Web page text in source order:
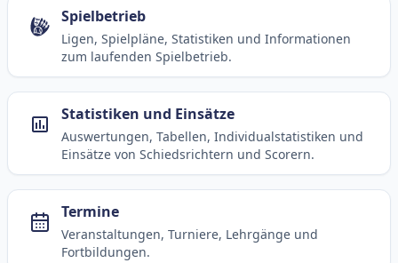
Spielbetrieb
Ligen, Spielpläne, Statistiken und Informationen
zum laufenden Spielbetrieb.
Statistiken und Einsätze
Auswertungen, Tabellen, Individualstatistiken und
Einsätze von Schiedsrichtern und Scorern.
Termine
Veranstaltungen, Turniere, Lehrgänge und
Fortbildungen.